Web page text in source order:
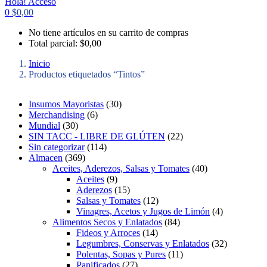
0 $0,00
No tiene artículos en su carrito de compras
Total parcial: $0,00
Inicio
Productos etiquetados “Tintos”
Insumos Mayoristas 303
r
u
t
o
s
Merchandising 66
r
o
u
c
t
o
s
Mundial 303
0
p
r
o
d
u
c
t
o
s
SIN TACC - LIBRE DE GLÚTEN 222
r
c
t
s
Sin categorizar 1141
4
p
r
o
d
u
c
t
o
s
Almacen 3693
6
9
p
r
o
d
u
c
t
o
Aceites, Aderezos, Salsas y Tomates 404
o
c
Aceites 99
p
r
o
d
u
c
t
o
Aderezos 151
5
p
r
o
d
u
c
Salsas y Tomates 121
2
p
r
o
d
Vinagres, Acetos y Jugos de Limón 44
o
Alimentos Secos y Enlatados 848
p
r
Fideos y Arroces 141
4
p
Legumbres, Conservas y Enlatados 323
Polentas, Sopas y Pures 111
Panificados 272